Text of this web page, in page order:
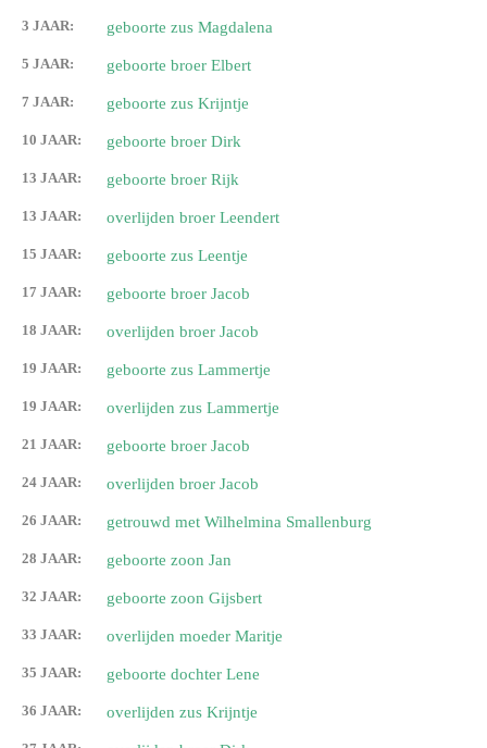
3 JAAR: geboorte zus Magdalena
5 JAAR: geboorte broer Elbert
7 JAAR: geboorte zus Krijntje
10 JAAR: geboorte broer Dirk
13 JAAR: geboorte broer Rijk
13 JAAR: overlijden broer Leendert
15 JAAR: geboorte zus Leentje
17 JAAR: geboorte broer Jacob
18 JAAR: overlijden broer Jacob
19 JAAR: geboorte zus Lammertje
19 JAAR: overlijden zus Lammertje
21 JAAR: geboorte broer Jacob
24 JAAR: overlijden broer Jacob
26 JAAR: getrouwd met Wilhelmina Smallenburg
28 JAAR: geboorte zoon Jan
32 JAAR: geboorte zoon Gijsbert
33 JAAR: overlijden moeder Maritje
35 JAAR: geboorte dochter Lene
36 JAAR: overlijden zus Krijntje